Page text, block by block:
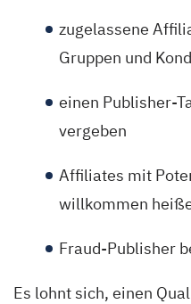
zugelassene
Gruppen und
einen Publisher-
vergeben
Affiliates mit
willkommen
Fraud-Publisher
Es lohnt sich, einen